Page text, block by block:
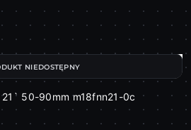
50-90mm m18fnn21-0c
NIEDOSTĘPNY